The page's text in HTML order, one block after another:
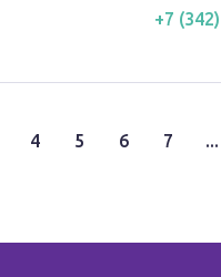
+7
4 5 6 7 ...